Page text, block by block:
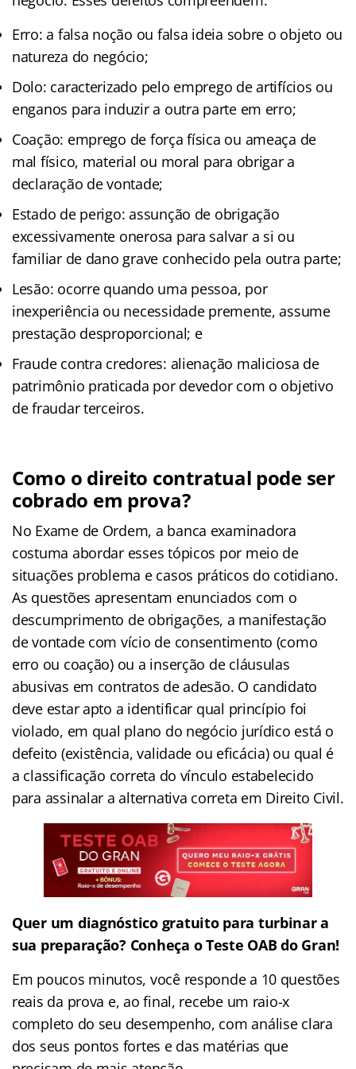
Erro: a falsa noção ou falsa ideia sobre o objeto ou
natureza do negócio;
Dolo: caracterizado pelo emprego de artifícios ou
enganos para induzir a outra parte em erro;
Coação: emprego de força física ou ameaça de
mal físico, material ou moral para obrigar a
declaração de vontade;
Estado de perigo: assunção de obrigação
excessivamente onerosa para salvar a si ou
familiar de dano grave conhecido pela outra parte;
Lesão: ocorre quando uma pessoa, por
inexperiência ou necessidade premente, assume
prestação desproporcional; e
Fraude contra credores: alienação maliciosa de
patrimônio praticada por devedor com o objetivo
de fraudar terceiros.
Como o direito contratual pode ser
cobrado em prova?
No Exame de Ordem, a banca examinadora
costuma abordar esses tópicos por meio de
situações problema e casos práticos do cotidiano.
As questões apresentam enunciados com o
descumprimento de obrigações, a manifestação
de vontade com vício de consentimento (como
erro ou coação) ou a inserção de cláusulas
abusivas em contratos de adesão. O candidato
deve estar apto a identificar qual princípio foi
violado, em qual plano do negócio jurídico está o
defeito (existência, validade ou eficácia) ou qual é
a classificação correta do vínculo estabelecido
para assinalar a alternativa correta em Direito Civil.
Quer um diagnóstico gratuito para turbinar a
sua preparação? Conheça o Teste OAB do Gran!
Em poucos minutos, você responde a 10 questões
reais da prova e, ao final, recebe um raio-x
completo do seu desempenho, com análise clara
dos seus pontos fortes e das matérias que